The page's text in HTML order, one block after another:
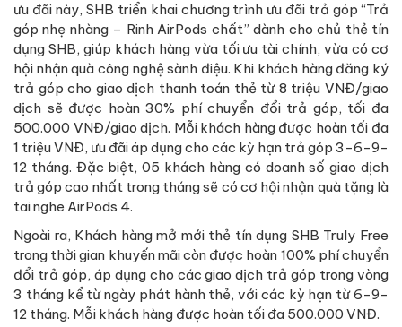
ưu đãi này, SHB triển khai chương trình ưu đãi trả góp “Trả
góp nhẹ nhàng – Rinh AirPods chất” dành cho chủ thẻ tín
dụng SHB, giúp khách hàng vừa tối ưu tài chính, vừa có cơ
hội nhận quà công nghệ sành điệu. Khi khách hàng đăng ký
trả góp cho giao dịch thanh toán thẻ từ 8 triệu VNĐ/giao
dịch sẽ được hoàn 30% phí chuyển đổi trả góp, tối đa
500.000 VNĐ/giao dịch. Mỗi khách hàng được hoàn tối đa
1 triệu VNĐ, ưu đãi áp dụng cho các kỳ hạn trả góp 3-6-9-
12 tháng. Đặc biệt, 05 khách hàng có doanh số giao dịch
trả góp cao nhất trong tháng sẽ có cơ hội nhận quà tặng là
tai nghe AirPods 4.
Ngoài ra, Khách hàng mở mới thẻ tín dụng SHB Truly Free
trong thời gian khuyến mãi còn được hoàn 100% phí chuyển
đổi trả góp, áp dụng cho các giao dịch trả góp trong vòng
3 tháng kể từ ngày phát hành thẻ, với các kỳ hạn từ 6-9-
12 tháng. Mỗi khách hàng được hoàn tối đa 500.000 VNĐ.